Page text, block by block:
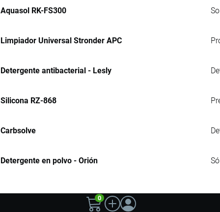
Aquasol RK-FS300
Limpiador Universal Stronder APC
Detergente antibacterial - Lesly
Silicona RZ-868
Carbsolve
Detergente en polvo - Orión
0